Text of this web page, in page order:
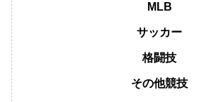
MLB
サッカー
格闘技
その他競技